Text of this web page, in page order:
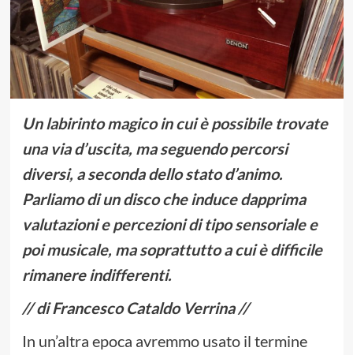
Un labirinto magico in cui è possibile trovate
una via d’uscita, ma seguendo percorsi
diversi, a seconda dello stato d’animo.
Parliamo di un disco che induce dapprima
valutazioni e percezioni di tipo sensoriale e
poi musicale, ma soprattutto a cui è difficile
rimanere indifferenti.
// di Francesco Cataldo Verrina //
In un’altra epoca avremmo usato il termine